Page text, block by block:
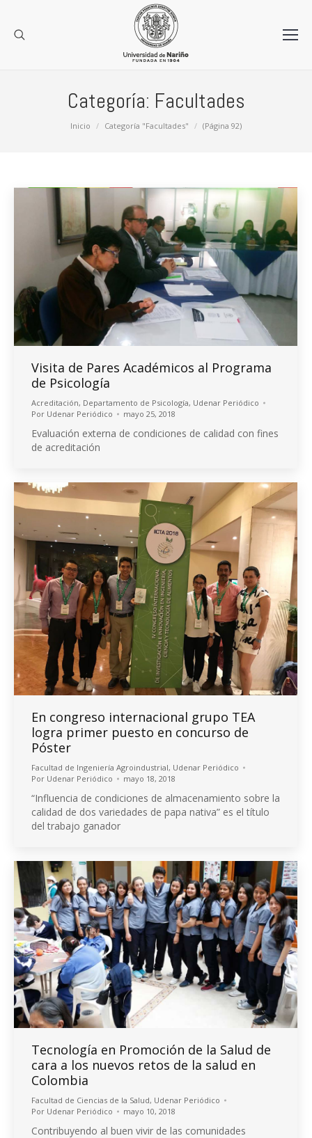
Categoría: Facultades
Inicio Categoría "Facultades" (Página 92)
Visita de Pares Académicos al Programa
de Psicología
Acreditación, Departamento de Psicología, Udenar Periódico
Por Udenar Periódico mayo 25, 2018
Evaluación externa de condiciones de calidad con fines
de acreditación
En congreso internacional grupo TEA
logra primer puesto en concurso de
Póster
Facultad de Ingeniería Agroindustrial, Udenar Periódico
Por Udenar Periódico mayo 18, 2018
“Influencia de condiciones de almacenamiento sobre la
calidad de dos variedades de papa nativa” es el título
del trabajo ganador
Tecnología en Promoción de la Salud de
cara a los nuevos retos de la salud en
Colombia
Facultad de Ciencias de la Salud, Udenar Periódico
Por Udenar Periódico mayo 10, 2018
Contribuyendo al buen vivir de las comunidades